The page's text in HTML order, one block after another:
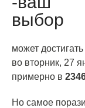
может
во вторник, 27
примерно в
Но самое